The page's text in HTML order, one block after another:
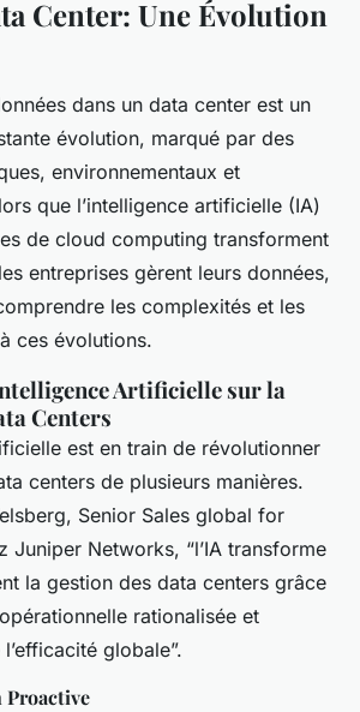
Center: Une Évolution
dans un data center est un
évolution, marqué par des
environnementaux et
que l’intelligence artificielle (IA)
de cloud computing transforment
entreprises gèrent leurs données,
les complexités et les
ces évolutions.
Artificielle sur la
Centers
est en train de révolutionner
centers de plusieurs manières.
Senior Sales global for
Juniper Networks, “l’IA transforme
la gestion des data centers grâce
rationalisée et
globale”.
Proactive